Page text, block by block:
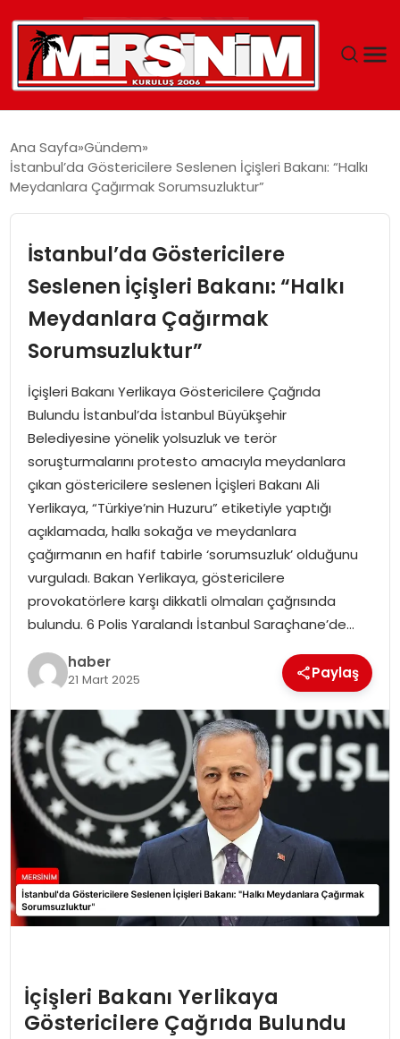
YAŞAM
EĞITIM
EKONOMI
MAGAZIN
DÜNYA
OTOMOBIL
Ana Sayfa Gündem
İstanbul’da Göstericilere Seslenen İçişleri Bakanı: “Halkı
Meydanlara Çağırmak Sorumsuzluktur”
İstanbul’da Göstericilere
Seslenen İçişleri Bakanı: “Halkı
Meydanlara Çağırmak
Sorumsuzluktur”
İçişleri Bakanı Yerlikaya Göstericilere Çağrıda
Bulundu İstanbul’da İstanbul Büyükşehir
Belediyesine yönelik yolsuzluk ve terör
soruşturmalarını protesto amacıyla meydanlara
çıkan göstericilere seslenen İçişleri Bakanı Ali
Yerlikaya, “Türkiye’nin Huzuru” etiketiyle yaptığı
açıklamada, halkı sokağa ve meydanlara
çağırmanın en hafif tabirle ‘sorumsuzluk’ olduğunu
vurguladı. Bakan Yerlikaya, göstericilere
provokatörlere karşı dikkatli olmaları çağrısında
bulundu. 6 Polis Yaralandı İstanbul Saraçhane’de…
haber
21 Mart 2025 Paylaş
İçişleri Bakanı Yerlikaya
Göstericilere Çağrıda Bulundu